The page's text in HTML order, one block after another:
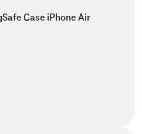
Case iPhone Air